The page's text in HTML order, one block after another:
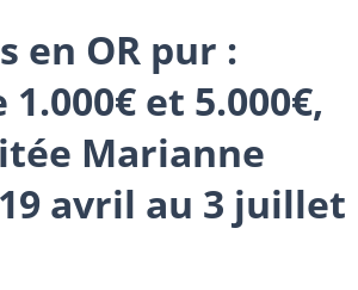
en OR pur :
1.000€ et 5.000€,
Marianne
avril au 3 juillet